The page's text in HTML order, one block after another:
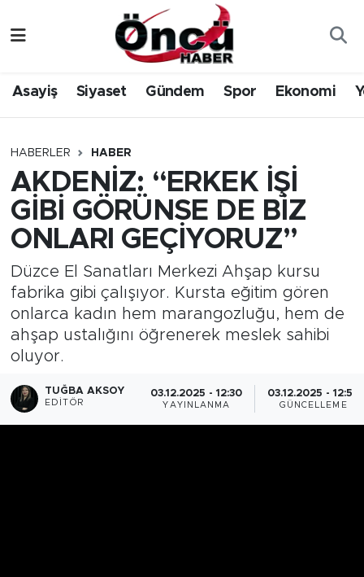
Asayiş Siyaset Gündem Spor Ekonomi
HABERLER HABER
AKDENİZ: “ERKEK İŞİ
GİBİ GÖRÜNSE DE BİZ
ONLARI GEÇİYORUZ”
Düzce El Sanatları Merkezi Ahşap kursu
fabrika gibi çalışıyor. Kursta eğitim gören
onlarca kadın hem marangozluğu, hem de
ahşap ustalığını öğrenerek meslek sahibi
oluyor.
TUĞBA AKSOY
EDITÖR
03.12.2025 - 12:30
YAYINLANMA
03.12.2025 - 12:52
GÜNCELLEME
Gündem
Spor
Siyaset
Yerel Haber
Öncü Radyo Dinle
Öncü TV İzle
Düzce Nöbetçi Eczaneler
Düzce Hava Durumu
Düzce Trafik Yoğunluk Haritası
Süper Lig Puan Durumu ve Fikstür
Tüm Manşetler
Son Dakika Haberleri
Haber Arşivi